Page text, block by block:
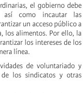
el gobierno debe
así como incautar las
un acceso público a
los alimentos. Por ello, la
los intereses de los
línea.
de voluntariado y
los sindicatos y otras